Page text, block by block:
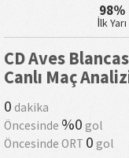
98%
İlk Yarı
CD Aves Blancas
Canlı Maç
0 dakika
Öncesinde %0 gol
Öncesinde ORT 0 gol